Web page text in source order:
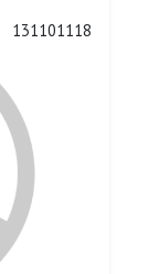
131101118